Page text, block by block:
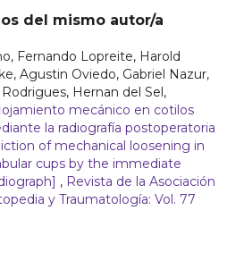
del mismo autor/a
Fernando Lopreite, Harold
Agustin Oviedo, Gabriel Nazur,
Hernan del Sel,
mecánico en cotilos
la radiografía postoperatoria
of mechanical loosening in
cups by the immediate
, Revista de la Asociación
y Traumatología: Vol. 77